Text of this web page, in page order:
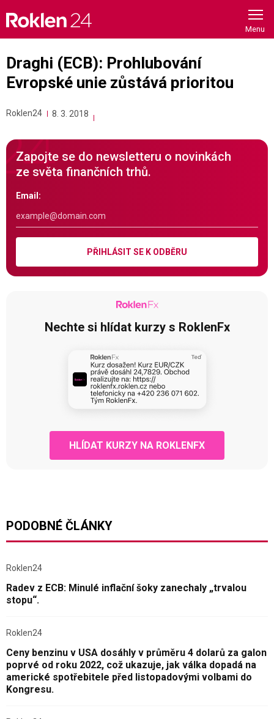
content
Draghi (ECB): Prohlubování
Evropské unie zůstává prioritou
Roklen24 8. 3. 2018
Zapojte se do newsletteru o novinkách
ze světa finančních trhů.
Email:
PŘIHLÁSIT SE K ODBĚRU
Nechte si hlídat kurzy s RoklenFx
HLÍDAT KURZY NA ROKLENFX
PODOBNÉ ČLÁNKY
Roklen24
Radev z ECB: Minulé inflační šoky zanechaly „trvalou
stopu“.
Roklen24
Ceny benzinu v USA dosáhly v průměru 4 dolarů za galon
poprvé od roku 2022, což ukazuje, jak válka dopadá na
americké spotřebitele před listopadovými volbami do
Kongresu.